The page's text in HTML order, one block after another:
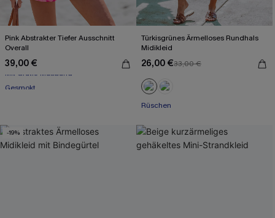
Pink Abstrakter Tiefer Ausschnitt
Overall
39,00 €
Mit Gratis-Maßband
Türkisgrünes Ärmelloses Rundhals
Midikleid
26,00 €33,00 €
Rüschen
-19%